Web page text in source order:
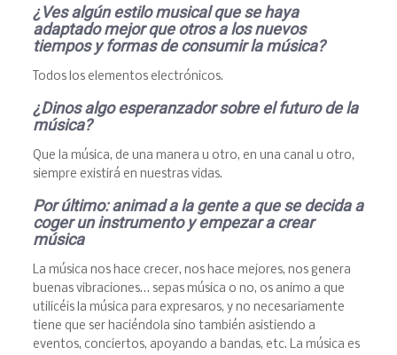
¿Ves algún estilo musical que se haya
adaptado mejor que otros a los nuevos
tiempos y formas de consumir la música?
Todos los elementos electrónicos.
¿Dinos algo esperanzador sobre el futuro de la
música?
Que la música, de una manera u otro, en una canal u otro,
siempre existirá en nuestras vidas.
Porúltimo: animad a la gente a que se decida a
coger un instrumento y empezar a crear
música
La música nos hace crecer, nos hace mejores, nos genera
buenas vibraciones… sepas música o no, os animo a que
utilicéis la música para expresaros, y no necesariamente
tiene que ser haciéndola sino también asistiendo a
eventos, conciertos, apoyando a bandas, etc. La música es